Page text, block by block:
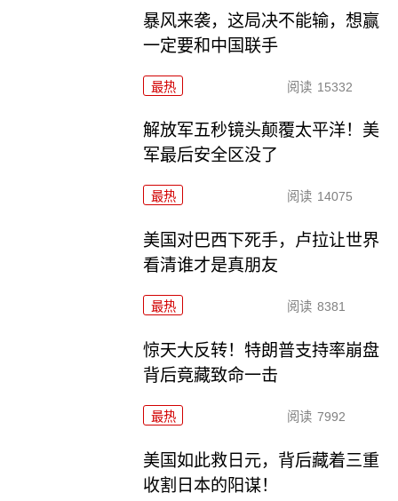
暴风来袭，这局决不能输，想赢
一定要和中国联手
最热 阅读 15332
解放军五秒镜头颠覆太平洋！美
军最后安全区没了
最热 阅读 14075
美国对巴西下死手，卢拉让世界
看清谁才是真朋友
最热 阅读 8381
惊天大反转！特朗普支持率崩盘
背后竟藏致命一击
最热 阅读 7992
美国如此救日元，背后藏着三重
收割日本的阳谋！